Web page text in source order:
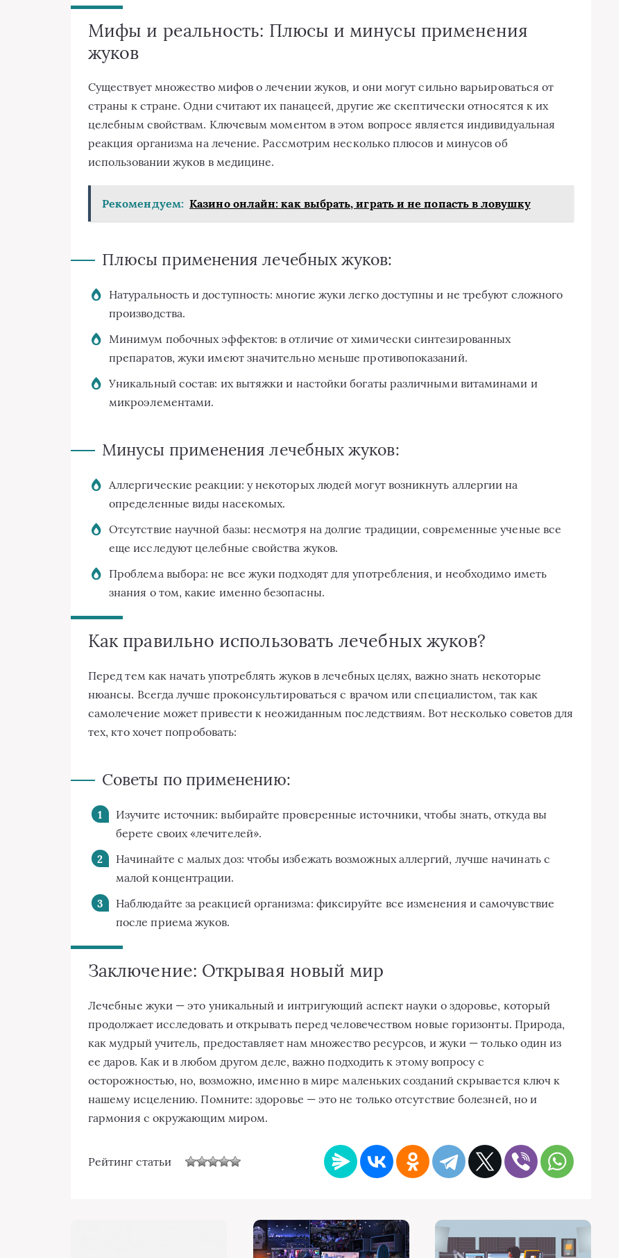
Мифы и реальность: Плюсы и минусы применения
жуков
Существует множество мифов о лечении жуков, и они могут сильно варьироваться от
страны к стране. Одни считают их панацеей, другие же скептически относятся к их
целебным свойствам. Ключевым моментом в этом вопросе является индивидуальная
реакция организма на лечение. Рассмотрим несколько плюсов и минусов об
использовании жуков в медицине.
Рекомендуем: Казино онлайн: как выбрать, играть и не попасть в ловушку
Плюсы применения лечебных жуков:
Натуральность и доступность: многие жуки легко доступны и не требуют сложного
производства.
Минимум побочных эффектов: в отличие от химически синтезированных
препаратов, жуки имеют значительно меньше противопоказаний.
Уникальный состав: их вытяжки и настойки богаты различными витаминами и
микроэлементами.
Минусы применения лечебных жуков:
Аллергические реакции: у некоторых людей могут возникнуть аллергии на
определенные виды насекомых.
Отсутствие научной базы: несмотря на долгие традиции, современные ученые все
еще исследуют целебные свойства жуков.
Проблема выбора: не все жуки подходят для употребления, и необходимо иметь
знания о том, какие именно безопасны.
Как правильно использовать лечебных жуков?
Перед тем как начать употреблять жуков в лечебных целях, важно знать некоторые
нюансы. Всегда лучше проконсультироваться с врачом или специалистом, так как
самолечение может привести к неожиданным последствиям. Вот несколько советов для
тех, кто хочет попробовать:
Советы по применению:
Изучите источник: выбирайте проверенные источники, чтобы знать, откуда вы
берете своих «лечителей».
Начинайте с малых доз: чтобы избежать возможных аллергий, лучше начинать с
малой концентрации.
Наблюдайте за реакцией организма: фиксируйте все изменения и самочувствие
после приема жуков.
Заключение: Открывая новый мир
Лечебные жуки — это уникальный и интригующий аспект науки о здоровье, который
продолжает исследовать и открывать перед человечеством новые горизонты. Природа,
как мудрый учитель, предоставляет нам множество ресурсов, и жуки — только один из
ее даров. Как и в любом другом деле, важно подходить к этому вопросу с
осторожностью, но, возможно, именно в мире маленьких созданий скрывается ключ к
нашему исцелению. Помните: здоровье — это не только отсутствие болезней, но и
гармония с окружающим миром.
Рейтинг статьи